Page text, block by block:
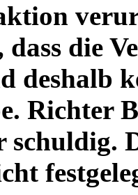
die
deshalb
Richter
schuldig.